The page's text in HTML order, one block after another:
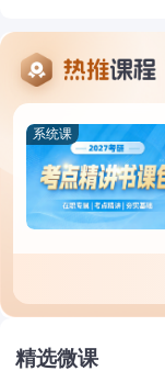
系统课
精选微课